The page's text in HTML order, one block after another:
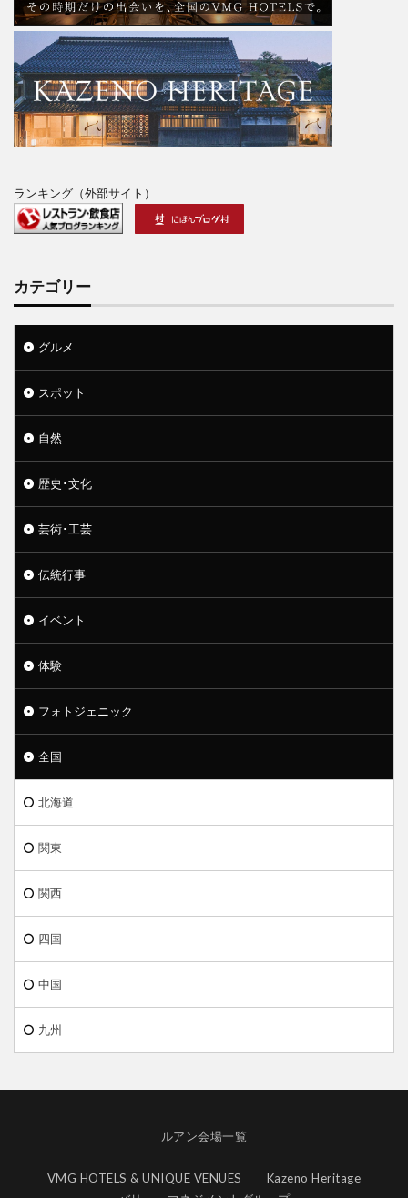
ランキング（外部サイト）
カテゴリー
グルメ
スポット
自然
歴史･文化
芸術･工芸
伝統行事
イベント
体験
フォトジェニック
全国
北海道
関東
関西
四国
中国
九州
ルアン会場一覧
VMG HOTELS & UNIQUE VENUES
Kazeno Heritage